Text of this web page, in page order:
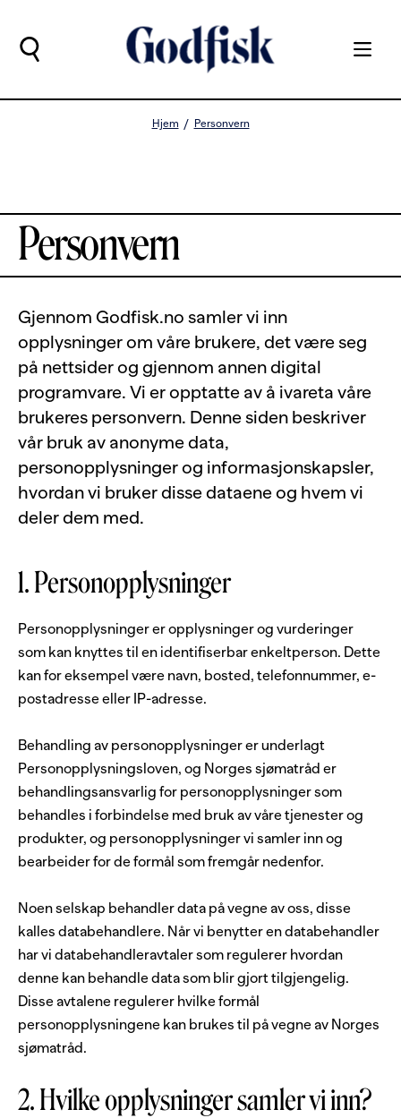
Hjem Personvern
Personvern
Gjennom Godfisk.no samler vi inn
opplysninger om våre brukere, det være seg
på nettsider og gjennom annen digital
programvare. Vi er opptatte av å ivareta våre
brukeres personvern. Denne siden beskriver
vår bruk av anonyme data,
personopplysninger og informasjonskapsler,
hvordan vi bruker disse dataene og hvem vi
deler dem med.
1. Personopplysninger
Personopplysninger er opplysninger og vurderinger
som kan knyttes til en identifiserbar enkeltperson. Dette
kan for eksempel være navn, bosted, telefonnummer, e-
postadresse eller IP-adresse.
Behandling av personopplysninger er underlagt
Personopplysningsloven, og Norges sjømatråd er
behandlingsansvarlig for personopplysninger som
behandles i forbindelse med bruk av våre tjenester og
produkter, og personopplysninger vi samler inn og
bearbeider for de formål som fremgår nedenfor.
Noen selskap behandler data på vegne av oss, disse
kalles databehandlere. Når vi benytter en databehandler
har vi databehandleravtaler som regulerer hvordan
denne kan behandle data som blir gjort tilgjengelig.
Disse avtalene regulerer hvilke formål
personopplysningene kan brukes til på vegne av Norges
sjømatråd.
2. Hvilke opplysninger samler vi inn?